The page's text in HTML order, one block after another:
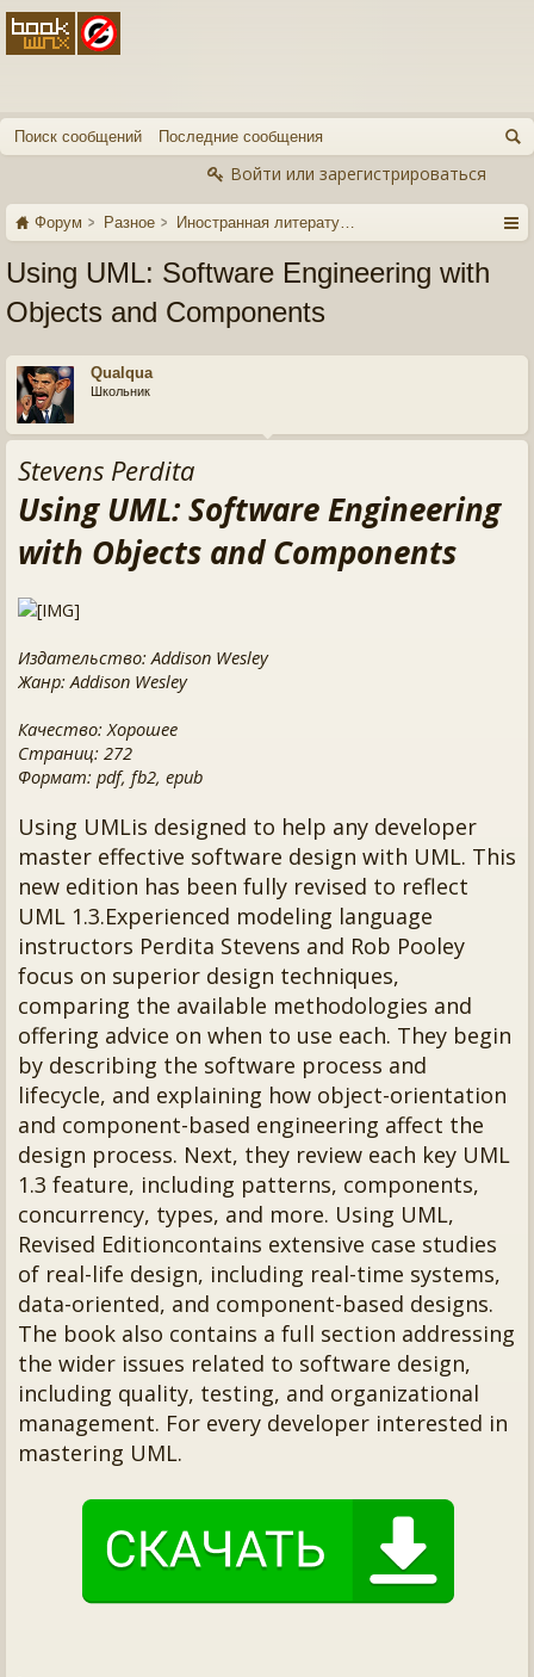
Поиск сообщений Последние сообщения
Войти или зарегистрироваться
Форум Разное Иностранная литература
Using UML: Software Engineering with
Objects and Components
Qualqua
Школьник
Stevens Perdita
Using UML: Software Engineering
with Objects and Components
Издательство: Addison Wesley
Жанр: Addison Wesley
Качество: Хорошее
Страниц: 272
Формат: pdf, fb2, epub
Using UMLis designed to help any developer
master effective software design with UML. This
new edition has been fully revised to reflect
UML 1.3.Experienced modeling language
instructors Perdita Stevens and Rob Pooley
focus on superior design techniques,
comparing the available methodologies and
offering advice on when to use each. They begin
by describing the software process and
lifecycle, and explaining how object-orientation
and component-based engineering affect the
design process. Next, they review each key UML
1.3 feature, including patterns, components,
concurrency, types, and more. Using UML,
Revised Editioncontains extensive case studies
of real-life design, including real-time systems,
data-oriented, and component-based designs.
The book also contains a full section addressing
the wider issues related to software design,
including quality, testing, and organizational
management. For every developer interested in
mastering UML.